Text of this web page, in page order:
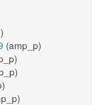
(amp_p)